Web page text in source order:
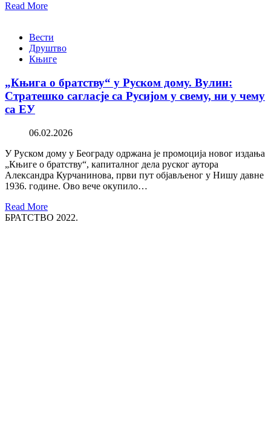
Read More
Вести
Друштво
Књиге
„Књига о братству“ у Руском дому. Вулин:
Стратешко сагласје са Русијом у свему, ни у чему
са ЕУ
06.02.2026
У Руском дому у Београду одржана је промоција новог издања
„Књиге о братству“, капиталног дела руског аутора
Александра Курчанинова, први пут објављеног у Нишу давне
1936. године. Ово вече окупило…
Read More
БРАТСТВО 2022.